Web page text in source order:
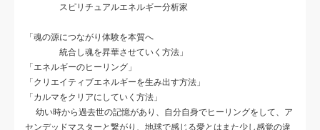
スピリチュアルエネルギー分析家
「魂の源につながり体験を本質へ
統合し魂を昇華させていく方法」
「エネルギーのヒーリング」
「クリエイティブエネルギーを生み出す方法」
「カルマをクリアにしていく方法」
幼い時から過去世の記憶があり、自分自身でヒーリングをして、ア
センデッドマスターと繋がり、地球で感じる愛とはまた少し感覚の違